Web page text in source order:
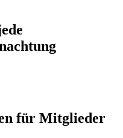
für Mitglieder